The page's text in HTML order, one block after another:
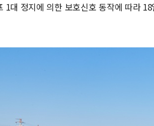
1대 정지에 의한 보호신호 동작에 따라